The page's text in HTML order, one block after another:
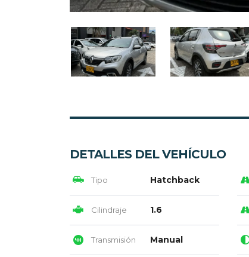
DETALLES DEL VEHÍCULO
Tipo Hatchback
Cilindraje 1.6
Transmisión Manual